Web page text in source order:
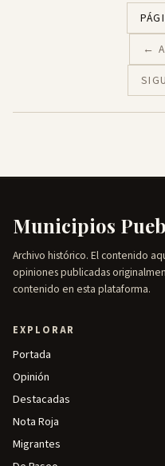
←
Municipios
Archivo histórico. El contenido
opiniones publicadas
contenido en esta plataforma.
EXPLORAR
Portada
Opinión
Destacadas
Nota Roja
Migrantes